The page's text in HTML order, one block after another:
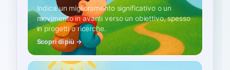
Indica un miglioramento significativo o un
movimento in avanti verso un obiettivo, spesso
in progetti o ricerche.
Scopri di più →